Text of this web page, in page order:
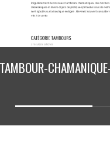
CHAMANIQUE-